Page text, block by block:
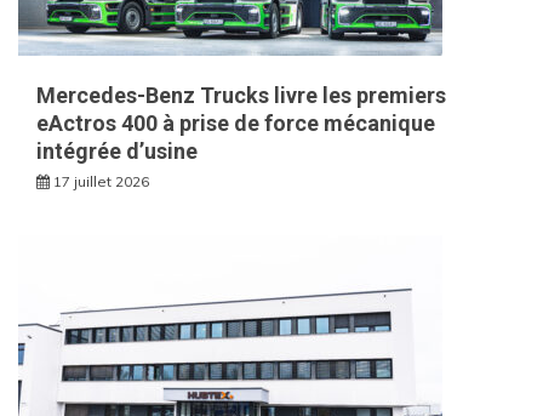
Mercedes-Benz Trucks livre les premiers
eActros 400 à prise de force mécanique
intégrée d’usine
17 juillet 2026